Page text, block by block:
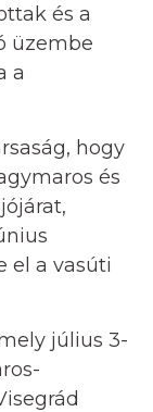
és a
üzembe
a
hogy
és
el a vasúti
július 3-